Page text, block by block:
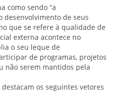
como sendo “a
de seus
que se refere à qualidade de
externa acontece no
o seu leque de
de programas, projetos
não serem mantidos pela
os seguintes vetores